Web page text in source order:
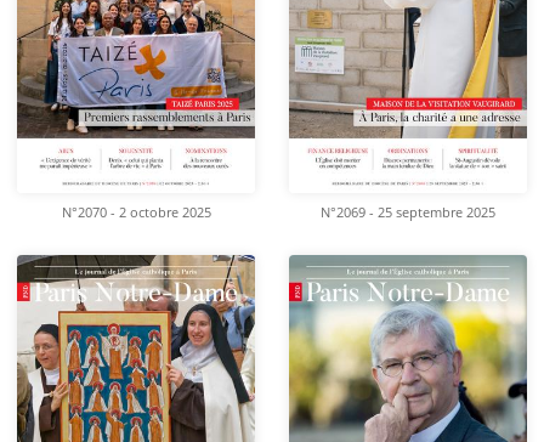
N°2070 - 2 octobre 2025 N°2069 - 25 septembre 2025